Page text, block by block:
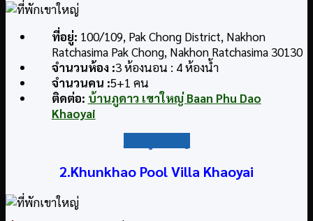
ที่อยู่: 100/109, Pak Chong District, Nakhon
Ratchasima Pak Chong, Nakhon Ratchasima 30130
จำนวนห้อง :3 ห้องนอน : 4 ห้องน้ำ
จำนวนคน :5+1 คน
ติดต่อ: บ้านภูดาว เขาใหญ่ Baan Phu Dao
Khaoyai
2.Khunkhao Pool Villa Khaoyai